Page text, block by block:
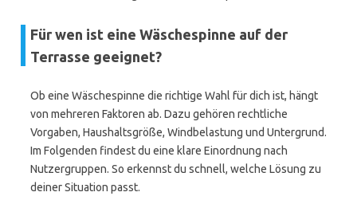
Für wen ist eine Wäschespinne auf der
Terrasse geeignet?
Ob eine Wäschespinne die richtige Wahl für dich ist, hängt
von mehreren Faktoren ab. Dazu gehören rechtliche
Vorgaben, Haushaltsgröße, Windbelastung und Untergrund.
Im Folgenden findest du eine klare Einordnung nach
Nutzergruppen. So erkennst du schnell, welche Lösung zu
deiner Situation passt.